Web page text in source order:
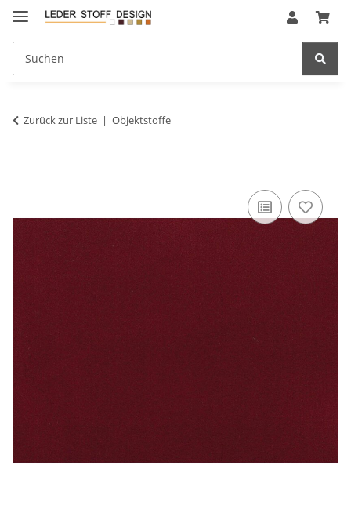
Zurück zur Liste Objektstoffe